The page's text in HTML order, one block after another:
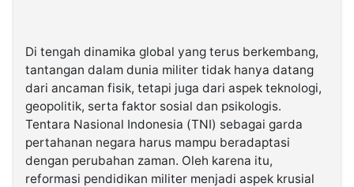
Di tengah dinamika global yang terus berkembang,
tantangan dalam dunia militer tidak hanya datang
dari ancaman fisik, tetapi juga dari aspek teknologi,
geopolitik, serta faktor sosial dan psikologis.
Tentara Nasional Indonesia (TNI) sebagai garda
pertahanan negara harus mampu beradaptasi
dengan perubahan zaman. Oleh karena itu,
reformasi pendidikan militer menjadi aspek krusial